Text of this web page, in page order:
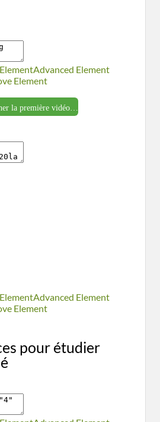
Advanced Element
Element
la première vidéo…
Advanced Element
Element
pour étudier